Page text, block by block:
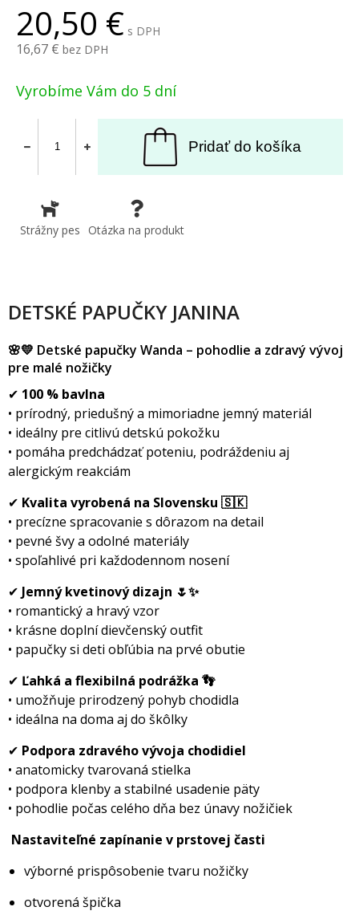
20,50 s DPH
16,67 bez DPH
Vyrobíme Vám do 5 dní
Pridať do košíka
Strážny pes Otázka na produkt
DETSKÉ PAPUČKY JANINA
🌸💛 Detské papučky Wanda – pohodlie a zdravý vývoj
pre malé nožičky
✔ 100 % bavlna
• prírodný, priedušný a mimoriadne jemný materiál
• ideálny pre citlivú detskú pokožku
• pomáha predchádzať poteniu, podráždeniu aj
alergickým reakciám
✔ Kvalita vyrobená na Slovensku 🇸🇰
• precízne spracovanie s dôrazom na detail
• pevné švy a odolné materiály
• spoľahlivé pri každodennom nosení
✔ Jemný kvetinový dizajn 🌷✨
• romantický a hravý vzor
• krásne doplní dievčenský outfit
• papučky si deti obľúbia na prvé obutie
✔ Ľahká a flexibilná podrážka 👣
• umožňuje prirodzený pohyb chodidla
• ideálna na doma aj do škôlky
✔ Podpora zdravého vývoja chodidiel
• anatomicky tvarovaná stielka
• podpora klenby a stabilné usadenie päty
• pohodlie počas celého dňa bez únavy nožičiek
Nastaviteľné zapínanie v prstovej časti
výborné prispôsobenie tvaru nožičky
otvorená špička